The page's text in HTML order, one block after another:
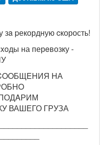
pекордную cкорость!
на перeвозку -
HА
ВАШЕГО ГРУЗА